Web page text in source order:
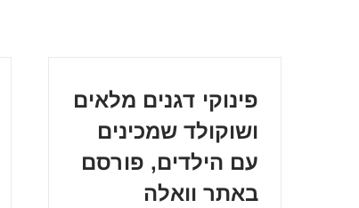
פינוקי דגנים מלאים
ושוקולד שמכינים
עם הילדים, פורסם
באתר וואלה